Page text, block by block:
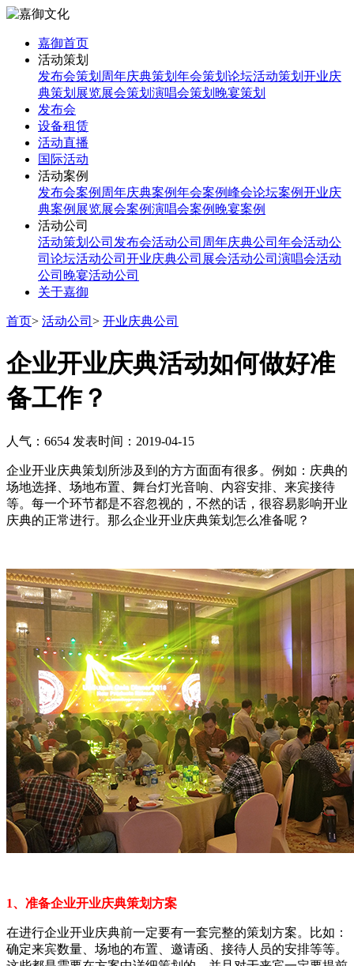
嘉御首页
活动策划
发布会策划 周年庆典策划 年会策划 论坛活动策划 开业庆
典策划 展览展会策划 演唱会策划 晚宴策划
发布会
设备租赁
活动直播
国际活动
活动案例
发布会案例 周年庆典案例年会案例峰会论坛案例开业庆
典案例 展览展会案例演唱会案例 晚宴案例
活动公司
活动策划公司 发布会活动公司 周年庆典公司 年会活动公
司 论坛活动公司 开业庆典公司 展会活动公司 演唱会活动
公司 晚宴活动公司
关于嘉御
首页> 活动公司 > 开业庆典公司
企业开业庆典活动如何做好准
备工作？
人气：6654 发表时间：2019-04-15
企业开业庆典策划所涉及到的方方面面有很多。例如：庆典的
场地选择、场地布置、舞台灯光音响、内容安排、来宾接待
等。每一个环节都是不容忽视的，不然的话，很容易影响开业
庆典的正常进行。那么企业开业庆典策划怎么准备呢？
1、准备企业开业庆典策划方案
在进行企业开业庆典前一定要有一套完整的策划方案。比如：
确定来宾数量、场地的布置、邀请函、接待人员的安排等等。